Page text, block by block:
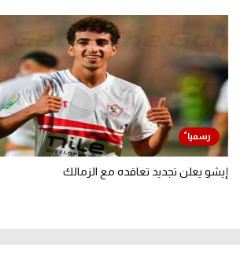
إيشو يعلن تجديد تعاقده مع الزمالك